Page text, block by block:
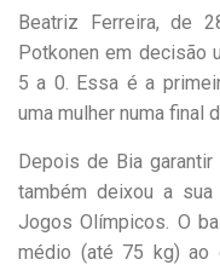
Beatriz Ferreira, de
Potkonen em decisão
5 a 0. Essa é a
uma mulher numa final
Depois de Bia
também deixou a
Jogos Olímpicos. O
médio (até 75 kg) ao